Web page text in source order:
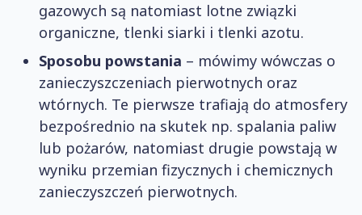
gazowych są natomiast lotne związki
organiczne, tlenki siarki i tlenki azotu.
Sposobu powstania – mówimy wówczas o
zanieczyszczeniach pierwotnych oraz
wtórnych. Te pierwsze trafiają do atmosfery
bezpośrednio na skutek np. spalania paliw
lub pożarów, natomiast drugie powstają w
wyniku przemian fizycznych i chemicznych
zanieczyszczeń pierwotnych.